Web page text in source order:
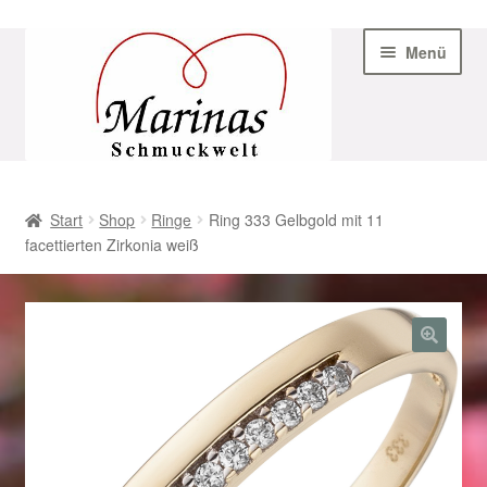
Navigation
Menü
AGB
Beispiel-Seite
Geschenke zu Ostern 2023
Geschenke zu Ostern 2024
Start Shop Ringe
Ring 333 Gelbgold mit 11
facettierten Zirkonia weiß